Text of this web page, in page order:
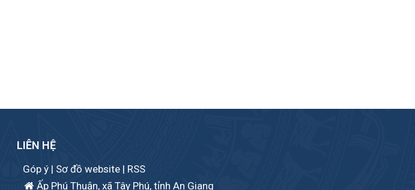
LIÊN HỆ
Góp ý | Sơ đồ website | RSS
Ấp Phú Thuận, xã Tây Phú, tỉnh An Giang